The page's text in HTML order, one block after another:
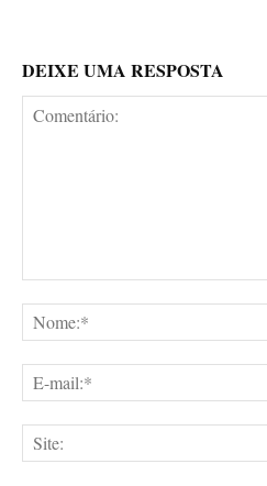
DEIXE UMA RESPOSTA